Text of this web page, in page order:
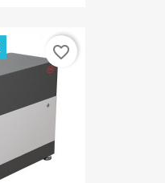
favorite_border